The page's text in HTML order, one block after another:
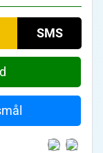
SMS